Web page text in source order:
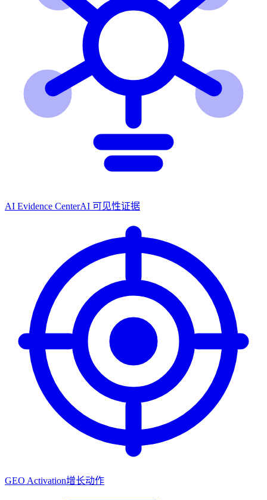
AI Evidence CenterAI 可见性证据
GEO Activation增长动作